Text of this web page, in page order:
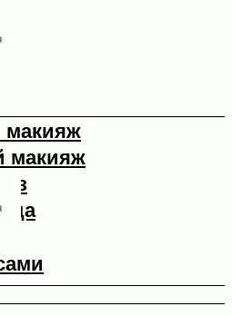
макияж
макияж